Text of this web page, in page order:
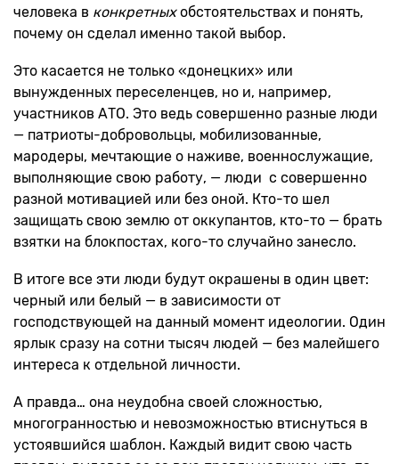
человека в конкретныхобстоятельствах и понять,
почему он сделал именно такой выбор.
Это касается не только «донецких» или
вынужденных переселенцев, но и, например,
участников АТО. Это ведь совершенно разные люди
— патриоты-добровольцы, мобилизованные,
мародеры, мечтающие о наживе, военнослужащие,
выполняющие свою работу, — люди с совершенно
разной мотивацией или без оной. Кто-то шел
защищать свою землю от оккупантов, кто-то — брать
взятки на блокпостах, кого-то случайно занесло.
В итоге все эти люди будут окрашены в один цвет:
черный или белый — в зависимости от
господствующей на данный момент идеологии. Один
ярлык сразу на сотни тысяч людей — без малейшего
интереса к отдельной личности.
А правда… она неудобна своей сложностью,
многогранностью и невозможностью втиснуться в
устоявшийся шаблон. Каждый видит свою часть